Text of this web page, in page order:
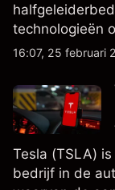
technologieën
en AI, en is
NVDA-
16:07, 25 februari
Tesla (TSLA)
bedrijf in de